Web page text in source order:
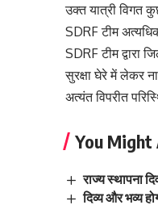
उक्त यात्री विगत
SDRF टीम
SDRF टीम द्वारा
सुरक्षा घेरे में लेकर
अत्यंत विपरीत
You Might
राज्य स्थापना
दिव्य और भव्य